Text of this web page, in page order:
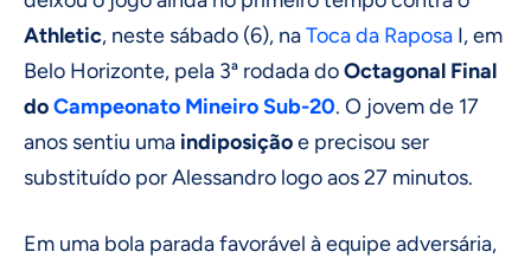
Athletic, neste sábado (6), naToca da Raposa I, em
Belo Horizonte, pela 3ª rodada doOctagonal Final
doCampeonato MineiroSub-20. O jovem de 17
anos sentiu uma indiposiçãoe precisou ser
substituído por Alessandro logo aos 27 minutos.
Em uma bola parada favorável à equipe adversária,